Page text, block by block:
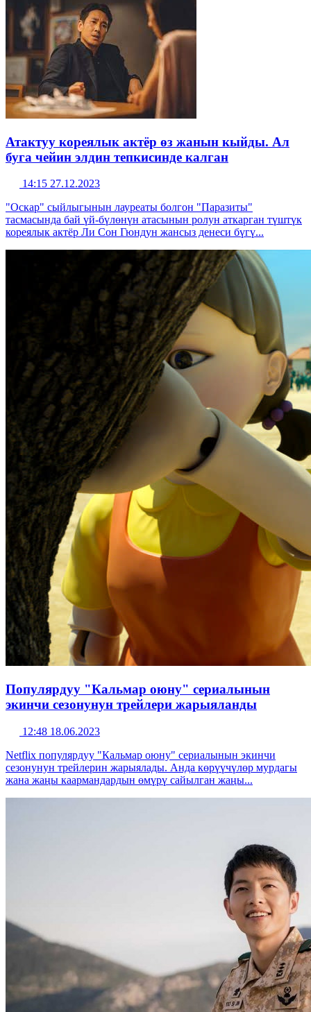
Атактуу кореялык актёр өз жанын кыйды. Ал
буга чейин элдин тепкисинде калган
14:15 27.12.2023
"Оскар" сыйлыгынын лауреаты болгон "Паразиты"
тасмасында бай үй-бүлөнүн атасынын ролун аткарган түштүк
кореялык актёр Ли Сон Гюндун жансыз денеси бүгү...
Популярдуу "Кальмар оюну" сериалынын
экинчи сезонунун трейлери жарыяланды
12:48 18.06.2023
Netflix популярдуу "Кальмар оюну" сериалынын экинчи
сезонунун трейлерин жарыялады. Анда көрүүчүлөр мурдагы
жана жаңы каармандардын өмүрү сайылган жаңы...